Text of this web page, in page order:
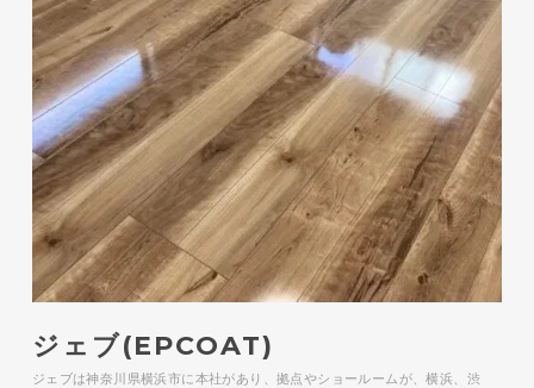
ジェブ(EPCOAT)
ジェブは神奈川県横浜市に本社があり、拠点やショールームが、横浜、渋